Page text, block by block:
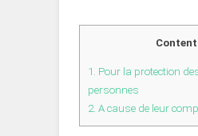
1. Pour la protection
personnes
2. A cause de leur